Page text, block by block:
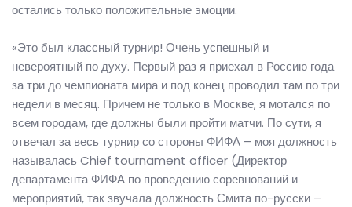
остались только положительные эмоции.
«Это был классный турнир! Очень успешный и
невероятный по духу. Первый раз я приехал в Россию года
за три до чемпионата мира и под конец проводил там по три
недели в месяц. Причем не только в Москве, я мотался по
всем городам, где должны были пройти матчи. По сути, я
отвечал за весь турнир со стороны ФИФА – моя должность
называлась Chief tournament officer (Директор
департамента ФИФА по проведению соревнований и
мероприятий, так звучала должность Смита по-русски –